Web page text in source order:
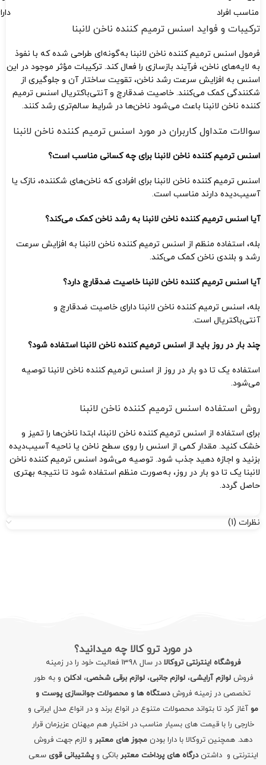
مناسب افراد
ترکیبات و فواید اسنس ترمیم کننده ناخن لانبنا
فرمول اسنس ترمیم کننده ناخن لانبنا به‌گونه‌ای طراحی شده که با نفوذ
به لایه‌های ناخن، فرآیند بازسازی را فعال کند. ترکیبات مؤثر موجود در این
اسنس به افزایش سرعت رشد ناخن، تقویت ساختار آن و جلوگیری از
شکنندگی کمک می‌کنند. خاصیت ضدقارچ و آنتی‌باکتریال اسنس ترمیم
کننده ناخن لانبنا باعث می‌شود ناخن‌ها در شرایط سالم‌تری رشد کنند.
سوالات متداول کاربران در مورد اسنس ترمیم کننده ناخن لانبنا
اسنس ترمیم کننده ناخن لانبنا برای چه کسانی مناسب است؟
اسنس ترمیم کننده ناخن لانبنا برای افرادی که ناخن‌های شکننده، نازک یا
آسیب‌دیده دارند مناسب است.
آیا اسنس ترمیم کننده ناخن لانبنا به رشد ناخن کمک می‌کند؟
بله، استفاده منظم از اسنس ترمیم کننده ناخن لانبنا به افزایش سرعت
رشد و بلندی ناخن کمک می‌کند.
آیا اسنس ترمیم کننده ناخن لانبنا خاصیت ضدقارچ دارد؟
بله، اسنس ترمیم کننده ناخن لانبنا دارای خاصیت ضدقارچ و
آنتی‌باکتریال است.
چند بار در روز باید از اسنس ترمیم کننده ناخن لانبنا استفاده شود؟
استفاده یک تا دو بار در روز از اسنس ترمیم کننده ناخن لانبنا توصیه
می‌شود.
روش استفاده اسنس ترمیم کننده ناخن لانبنا
برای استفاده از اسنس ترمیم کننده ناخن لانبنا، ابتدا ناخن‌ها را تمیز و
خشک کنید. مقدار کمی از اسنس را روی سطح ناخن یا ناحیه آسیب‌دیده
بزنید و اجازه دهید جذب شود. توصیه می‌شود اسنس ترمیم کننده ناخن
لانبنا یک تا دو بار در روز، به‌صورت منظم استفاده شود تا نتیجه بهتری
حاصل گردد.
نظرات (1)
در مورد ترو کالا چه میدانید؟
فروشگاه اینترنتی تروکالا
در سال 1398 فعالیت خود را در زمینه
فروشلوازم آرایشی،لوازم جانبی،لوازم برقی شخصی،ادکلن و به طور
تخصصی در زمینه فروشدستگاه ها و محصولات جوانسازی پوست و
مو آغاز کرد تا بتواند محصولات متنوع در انواع برند و در انواع مدل ایرانی و
خارجی را با قیمت های بسیار مناسب در اختیار هم میهنان عزیزمان قرار
دهد. همچنین تروکالا با دارا بودن مجوز های معتبرو لازم جهت فروش
اینترنتی و داشتندرگاه های پرداخت معتبر بانکی وپشتیبانی قوی سعی